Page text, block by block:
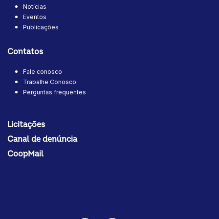
Notícias
Eventos
Publicações
Contatos
Fale conosco
Trabalhe Conosco
Perguntas frequentes
Licitações
Canal de denúncia
CoopMail